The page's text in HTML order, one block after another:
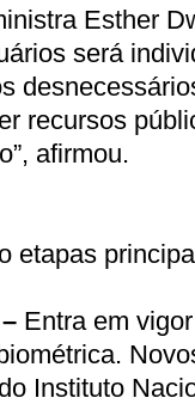
Esther
será
recursos
afirmou.
etapas
– Entra em
Instituto